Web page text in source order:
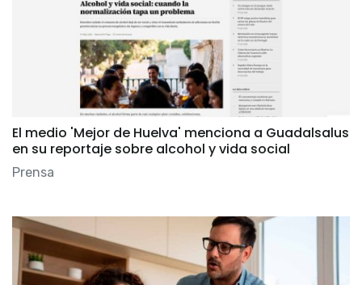
El medio 'Mejor de Huelva' menciona a Guadalsalus
en su reportaje sobre alcohol y vida social
Prensa